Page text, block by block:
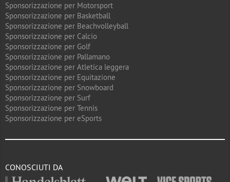
Sponsorizzazione per Motorsport
Sponsorizzazione per Basketball
Sponsorizzazione per Beachvolleyball
Sponsorizzazione per Calcio
Sponsorizzazione per Golf
Sponsorizzazione per Pallamano
Sponsorizzazione per Atletica leggera
Sponsorizzazione per Equitazione
Sponsorizzazione per Snowboard
Sponsorizzazione per Surf
Sponsorizzazione per Tennis
Sponsorizzazione per eSports
CONOSCIUTI DA